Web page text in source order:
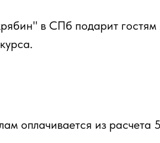
в СПб подарит гостям
оплачивается из расчета